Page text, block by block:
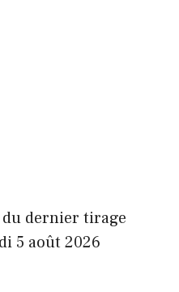
dernier tirage
5 août 2026